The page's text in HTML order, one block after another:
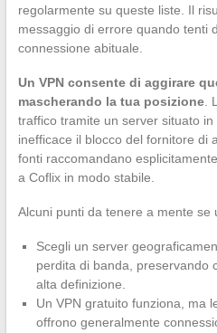
regolarmente su queste liste. Il
messaggio di errore quando tenti
connessione abituale.
Un VPN consente di aggirare
mascherando la tua posizione.
traffico tramite un server situato
inefficace il blocco del fornitore di
fonti raccomandano
a Coflix in modo stabile.
Alcuni punti da tenere a mente se
Scegli un server
perdita di banda, preservando
alta definizione.
Un VPN gratuito funziona, ma
offrono generalmente